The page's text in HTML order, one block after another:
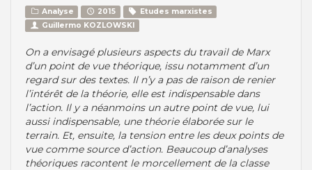
Analyse 2015
Etudes marxistes
Guillermo KOZLOWSKI
On a envisagé plusieurs aspects du travail de Marx
d’un point de vue théorique, issu notamment d’un
regard sur des textes. Il n’y a pas de raison de renier
l’intérêt de la théorie, elle est indispensable dans
l’action. Il y a néanmoins un autre point de vue, lui
aussi indispensable, une théorie élaborée sur le
terrain. Et, ensuite, la tension entre les deux points de
vue comme source d’action. Beaucoup d’analyses
théoriques racontent le morcellement de la classe